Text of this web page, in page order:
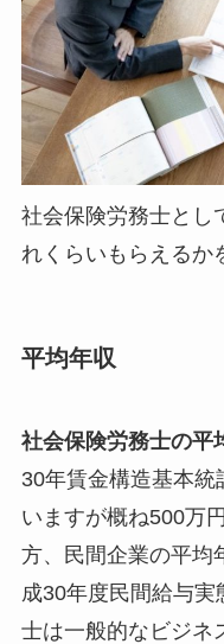
社会保険労務士とし
れくらいもらえるか
平均年収
社会保険労務士の平
30年賃金構造基本
いますが概ね500万
方、民間企業の平均
成30年度民間給与
士は一般的なビジネ